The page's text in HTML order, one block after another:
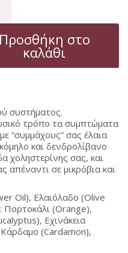
Προσθήκη στο
καλάθι
συστήματος.
τρόπο τα συμπτώματα
“συμμάχους” σας έλαια
και δενδρολίβανο
χοληστερίνης σας, και
απέναντι σε μικρόβια και
Oil), Ελαιόλαδο (Οlive
Πορτοκάλι (Orange),
Εχινάκεια
(Cardamon),